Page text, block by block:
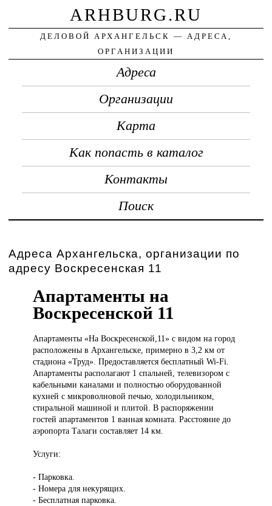
ARHBURG.RU
ДЕЛОВОЙ АРХАНГЕЛЬСК — АДРЕСА,
ОРГАНИЗАЦИИ
Адреса
Организации
Карта
Как попасть в каталог
Контакты
Поиск
Адреса Архангельска, организации по
адресу Воскресенская 11
Апартаменты на
Воскресенской 11
Апартаменты «НаВоскресенской,11» с видом на город
расположены в Архангельске, примерно в 3,2 км от
стадиона «Труд». Предоставляется бесплатный Wi-Fi.
Апартаменты располагают 1 спальней, телевизором с
кабельными каналами и полностью оборудованной
кухней с микроволновой печью, холодильником,
стиральной машиной и плитой. В распоряжении
гостей апартаментов 1 ванная комната. Расстояние до
аэропорта Талаги составляет 14 км.
Услуги:
- Парковка.
- Номера для некурящих.
- Бесплатная парковка.